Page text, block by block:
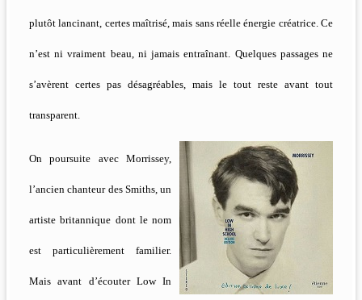
plutôt lancinant, certes maîtrisé, mais sans réelle énergie créatrice. Ce
n’est ni vraiment beau, ni jamais entraînant. Quelques passages ne
s’avèrent certes pas désagréables, mais le tout reste avant tout
transparent.
On poursuite avec Morrissey,
l’ancien chanteur des Smiths, un
artiste britannique dont le nom
est particulièrement familier.
Mais avant d’écouter Low In